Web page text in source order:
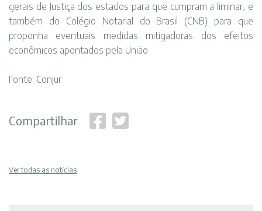
gerais de Justiça dos estados para que cumpram a liminar, e
também do Colégio Notarial do Brasil (CNB) para que
proponha eventuais medidas mitigadoras dos efeitos
econômicos apontados pela União.
Fonte: Conjur
Compartilhar
Ver todas as notícias